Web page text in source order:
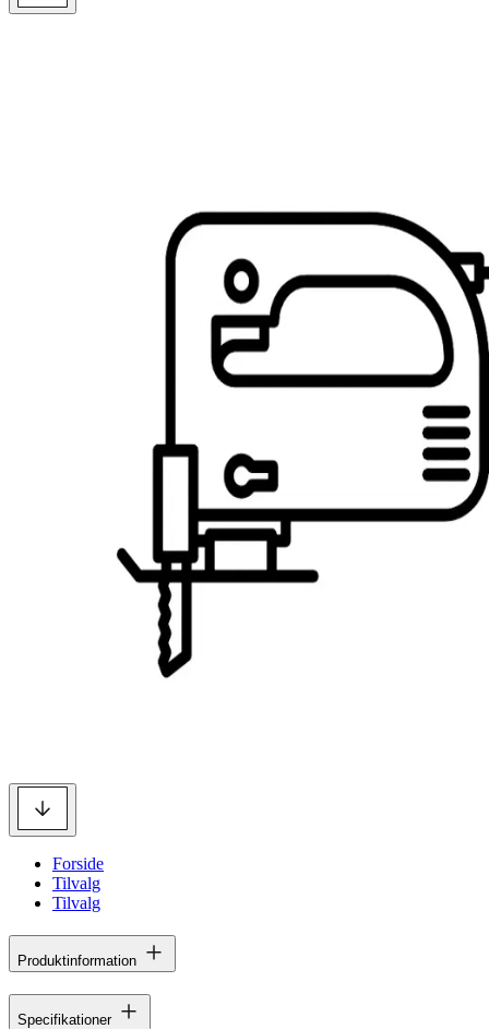
Forside
Tilvalg
Tilvalg
Produktinformation
Specifikationer